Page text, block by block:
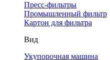
Пресс-фильтры
Промышленный фильтр
Картон для фильтра
Вид
Укупорочная машина